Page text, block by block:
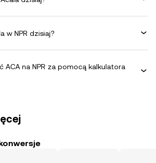
w NPR dzisiaj?
ACA na NPR za pomocą kalkulatora